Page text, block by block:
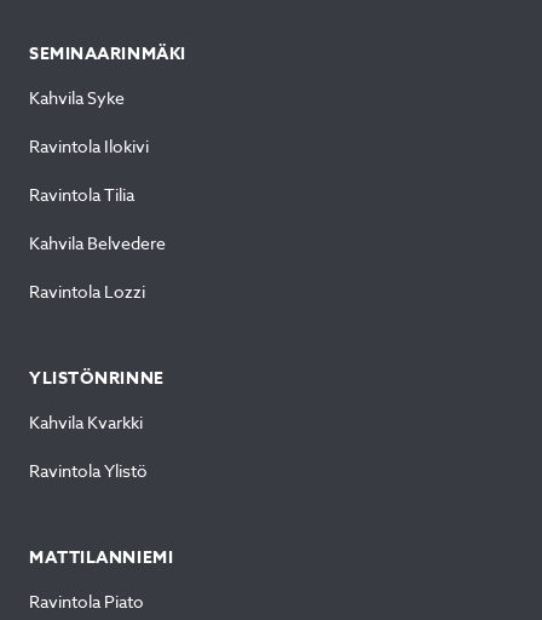
SEMINAARINMÄKI
Kahvila Syke
Ravintola Ilokivi
Ravintola Tilia
Kahvila Belvedere
Ravintola Lozzi
YLISTÖNRINNE
Kahvila Kvarkki
Ravintola Ylistö
MATTILANNIEMI
Ravintola Piato